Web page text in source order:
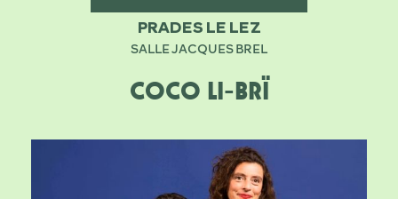
PRADES LE LEZ
SALLE JACQUES BREL
COCO LI-BRÏ